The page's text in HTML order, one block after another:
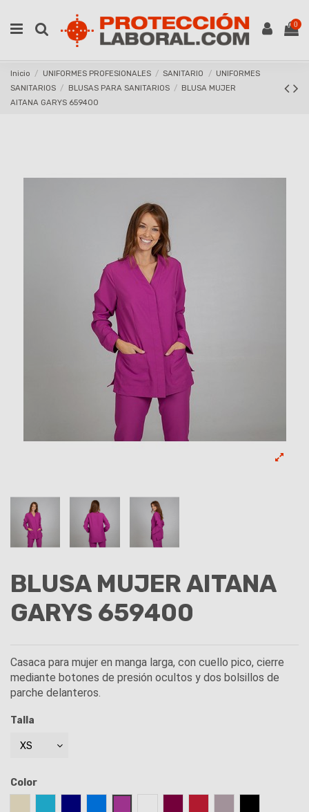
0
Inicio UNIFORMES PROFESIONALES SANITARIO
UNIFORMES
SANITARIOS
BLUSAS PARA SANITARIOS
BLUSA MUJER
AITANA GARYS 659400
BLUSA MUJER AITANA
GARYS 659400
Casaca para mujer en manga larga, con cuello pico, cierre
mediante botones de presión ocultos y dos bolsillos de
parche delanteros.
Talla
Color